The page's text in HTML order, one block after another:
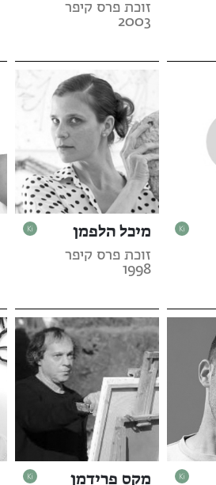
זוכת פרס קיפר
2003
מיכל הלפמן
זוכת פרס קיפר
1998
מקס פרידמן